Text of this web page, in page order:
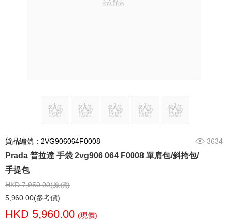
貨品編號：2VG906064F0008 3634
Prada 普拉達 手袋 2vg906 064 F0008 單肩包/斜挎包/
手提包
HKD 7,950.00(原價)
5,960.00(參考價)
HKD 5,960.00 (現價)